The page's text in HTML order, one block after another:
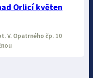
Orlicí květen
V. Opatrného čp. 10